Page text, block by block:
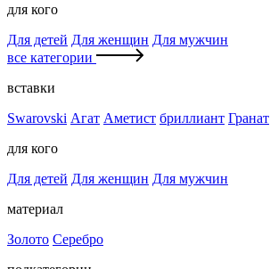
для кого
Для детей Для женщин Для мужчин
все категории
вставки
Swarovski Агат Аметист бриллиант Гранат
для кого
Для детей Для женщин Для мужчин
материал
Золото Серебро